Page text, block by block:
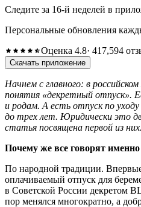
Следите за 16-й неделей в
Персональные обновления
Оценка 4.8· 417,594
Скачать приложение
Начнем с главного: в
понятия «декретный отпуск».
и родам. А есть отпуск по
до трех лет. Юридически это
статья посвящена первой из них.
Почему же все говорят именно
По народной традиции.
оплачиваемый отпуск для
в Советской России декретом
пор менялся многократно, а